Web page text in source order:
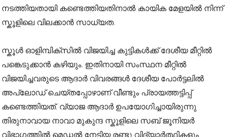
നടത്തിയതായി കണ്ടെത്തിയതിനാൽ കായിക മേളയിൽ നിന്ന്
സ്കൂളിലെ വിലക്കാൻ സാധ്യത.
സ്കൂൾ ഓളിമ്പിക്സിൽ വിജയിച്ച കുട്ടികൾക്ക് ദേശീയ മീറ്റിൽ
പങ്കെടുക്കാൻ കഴിയും. ഇതിനായി സംസ്ഥന മീറ്റിൽ
വിജയിച്ചവരുടെ ആദാർ വിവരങ്ങൾ ദേശീയ പോർട്ടലിൽ
അപ്ലോഡ് ചെയ്തപ്പോഴാണ് വീണ്ടും പ്രായത്തട്ടിപ്പ്
കണ്ടെത്തിയത്. വ്യാജ ആദാർ ഉപയോഗിച്ചായിരുന്നു
തിരുനാവായ നാവാ മുകുന്ദ സ്കൂളിലെ സബ് ജൂനിയർ
വിഭാഗത്തിൽ മെഡൽ നേടിയ രണ്ടു വിദ്യാർത്ഥികളും